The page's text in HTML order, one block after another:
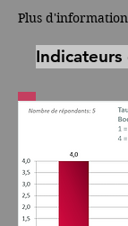
Plus